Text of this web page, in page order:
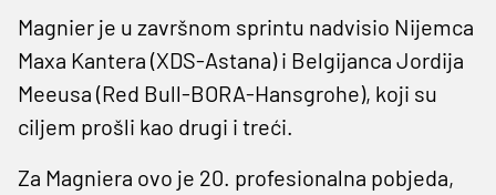
Magnier je u završnom sprintu nadvisio Nijemca
Maxa Kantera (XDS-Astana) i Belgijanca Jordija
Meeusa (Red Bull-BORA-Hansgrohe), koji su
ciljem prošli kao drugi i treći.
Za Magniera ovo je 20. profesionalna pobjeda,